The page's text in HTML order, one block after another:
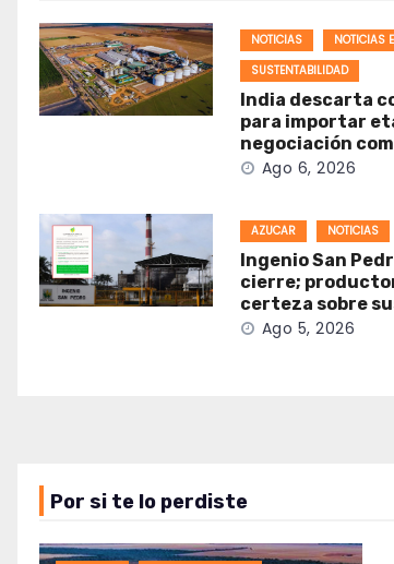
NOTICIAS
NOTICIAS
SUSTENTABILIDAD
India descarta
para importar
negociación
Ago 6, 2026
AZUCAR NOTICIAS
Ingenio San
cierre;
certeza sobre
Ago 5, 2026
Por si te lo perdiste